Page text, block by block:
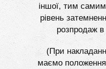
іншої, тим
рівень
розпродаж
(При
маємо положення